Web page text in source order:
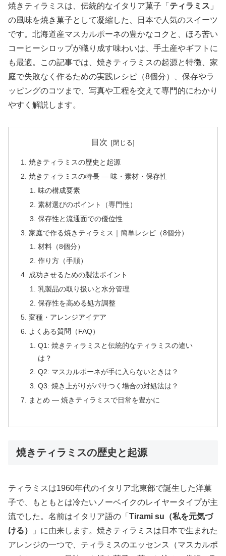
焼きティラミスは、伝統的なイタリア菓子「 ティラミス 」
の風味を焼き菓子として凝縮した、日本で人気のスイーツ
です。北海道産マスカルポーネの豊かなコクと、ほろ苦い
コーヒーシロップが織り成す味わいは、手土産やギフトに
も最適。この記事では、焼きティラミスの起源と特徴、家
庭で失敗なく作るための実践レシピ（8個分）、保存やラ
ッピングのコツまで、写真や工程を交えて専門的にわかり
やすく解説します。
目次
焼きティラミスの歴史と起源
焼きティラミスの特長 — 味・素材・保存性
味の構成要素
素材選びのポイント（専門性）
保存性と流通面での優位性
家庭で作る焼きティラミス｜簡単レシピ（8個分）
材料（8個分）
作り方（手順）
成功させるための製法ポイント
乳製品の取り扱いと水分管理
保存性を高める処方調整
変種・アレンジアイデア
よくある質問（FAQ）
Q1: 焼きティラミスと伝統的なティラミスの違い
は？
Q2: マスカルポーネが手に入らないときは？
Q3: 焼き上がりがパサつく場合の対処法は？
まとめ — 焼きティラミスで日常を豊かに
焼きティラミスの歴史と起源
ティラミスは1960年代のイタリア北東部で誕生した洋菓
子で、もともとは冷たいノーベイクのレイヤータイプが主
流でした。名前はイタリア語の「 Tirami su（私を元気づ
ける）
」に由来します。焼きティラミスは日本で生まれた
アレンジの一つで、ティラミスのエッセンス（マスカルポ